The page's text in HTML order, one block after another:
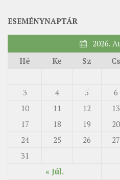
ZSINATI TAGOK
KISKORÚAK VÉDELME
MEGKÖZELÍTÉSBEN
ESEMÉNYNAPTÁR
2026.
Hé
Ke Sz Cs
« Júl.
3
4 5 6
10
11 12 13
17
18 19 20
24
25 26 27
31